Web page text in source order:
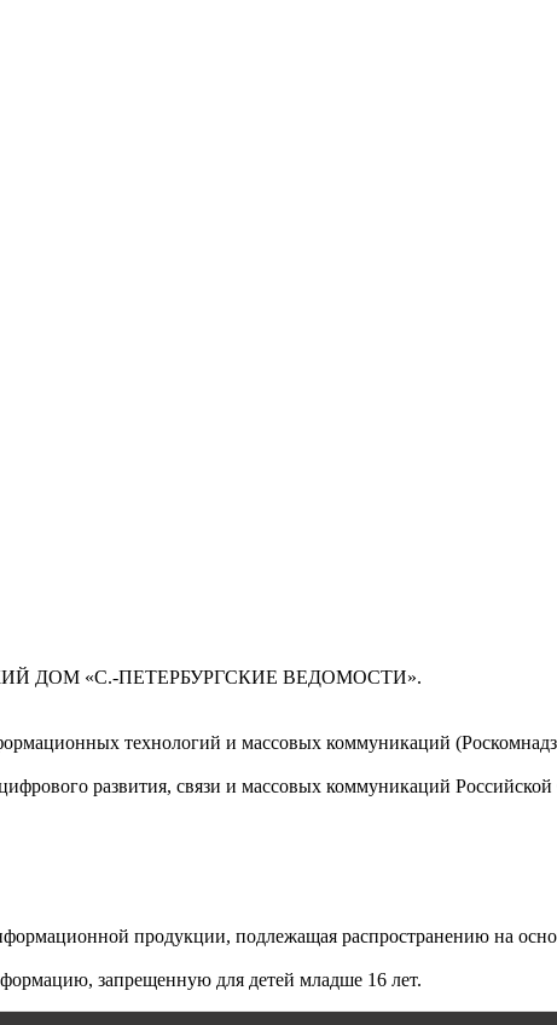
ДОМ «С.-ПЕТЕРБУРГСКИЕ ВЕДОМОСТИ».
технологий и массовых коммуникаций
развития, связи и массовых коммуникаций
продукции, подлежащая распространению на
запрещенную для детей младше 16 лет.